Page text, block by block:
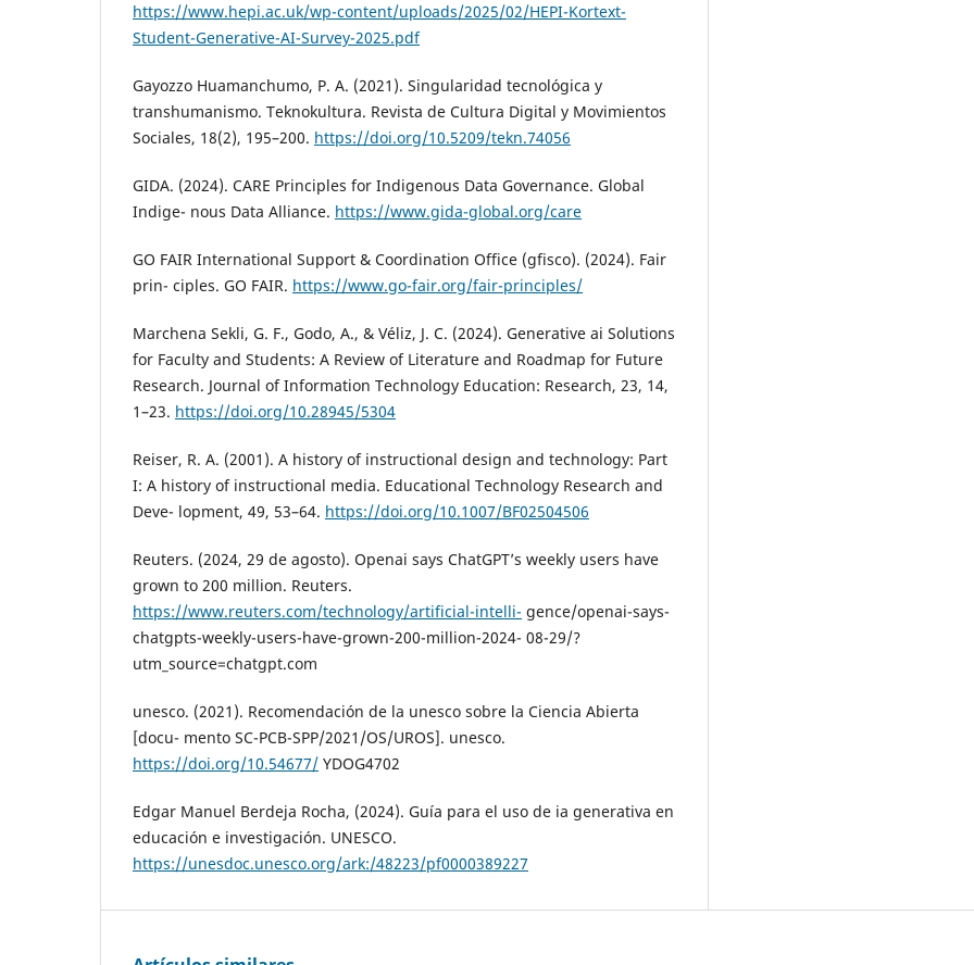
https://www.hepi.ac.uk/wp-content/uploads/2025/02/HEPI-Kortext-
Student-Generative-AI-Survey-2025.pdf
Gayozzo Huamanchumo, P. A. (2021). Singularidad tecnológica y
transhumanismo. Teknokultura. Revista de Cultura Digital y Movimientos
Sociales, 18(2), 195–200. https://doi.org/10.5209/tekn.74056
GIDA. (2024). CARE Principles for Indigenous Data Governance. Global
Indige- nous Data Alliance. https://www.gida-global.org/care
GO FAIR International Support & Coordination Office (gfisco). (2024). Fair
prin- ciples. GO FAIR. https://www.go-fair.org/fair-principles/
Marchena Sekli, G. F., Godo, A., & Véliz, J. C. (2024). Generative ai Solutions
for Faculty and Students: A Review of Literature and Roadmap for Future
Research. Journal of Information Technology Education: Research, 23, 14,
1–23. https://doi.org/10.28945/5304
Reiser, R. A. (2001). A history of instructional design and technology: Part
I: A history of instructional media. Educational Technology Research and
Deve- lopment, 49, 53–64. https://doi.org/10.1007/BF02504506
Reuters. (2024, 29 de agosto). Openai says ChatGPT’s weekly users have
grown to 200 million. Reuters.
https://www.reuters.com/technology/artificial-intelli- gence/openai-says-
chatgpts-weekly-users-have-grown-200-million-2024- 08-29/?
utm_source=chatgpt.com
unesco. (2021). Recomendación de la unesco sobre la Ciencia Abierta
[docu- mento SC-PCB-SPP/2021/OS/UROS]. unesco.
https://doi.org/10.54677/ YDOG4702
Edgar Manuel Berdeja Rocha, (2024). Guía para el uso de ia generativa en
educación e investigación. UNESCO.
https://unesdoc.unesco.org/ark:/48223/pf0000389227